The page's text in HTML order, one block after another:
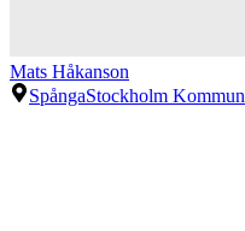
Mats Håkanson
SpångaStockholm Kommun